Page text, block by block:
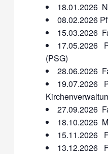
18.01.2026
08.02.2026
15.03.2026
17.05.2026
(PSG)
28.06.2026
19.07.2026
27.09.2026
18.10.2026
15.11.2026
13.12.2026